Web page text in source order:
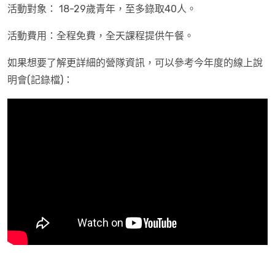
活動對象： 18-29歲青年，至多錄取40人。
活動費用：全程免費，全天課程提供午餐。
如果想要了解更詳細的營隊資訊，可以參考今年度的線上說
明會(記錄檔)：